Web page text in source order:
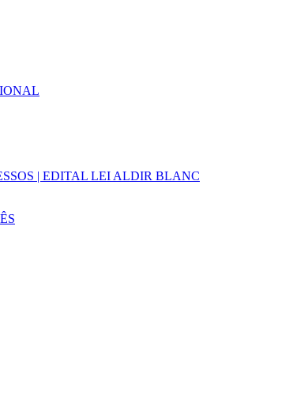
| EDITAL LEI ALDIR BLANC